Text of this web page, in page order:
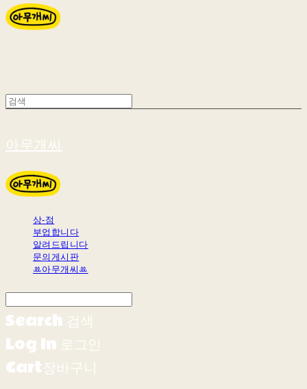
아무개씨
상-점
부업합니다
알려드립니다
문의게시판
ꔛ아무개씨ꔛ
Search 검색
Log In 로그인
Cart장바구니